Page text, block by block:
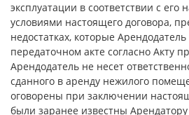
эксплуатации в соответствии с его
условиями настоящего договора,
недостатках, которые
передаточном акте согласно Акту
Арендодатель не несет
сданного в аренду нежилого
оговорены при заключении
были заранее известны